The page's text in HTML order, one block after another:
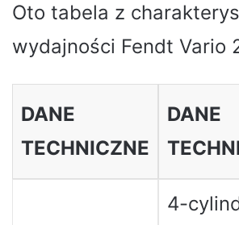
Oto tabela z
wydajności Fendt Vario
DANE
TECHNICZNE
DANE
4-